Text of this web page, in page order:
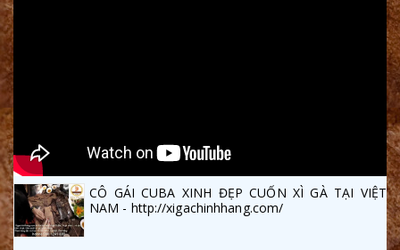
CÔ GÁI CUBA XINH ĐẸP CUỐN XÌ GÀ TẠI VIỆT
NAM - http://xigachinhhang.com/